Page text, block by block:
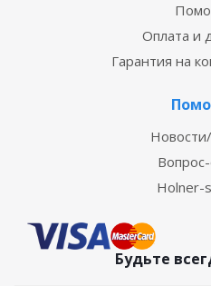
Оплата и
Гарантия на
Holner-
Будьте